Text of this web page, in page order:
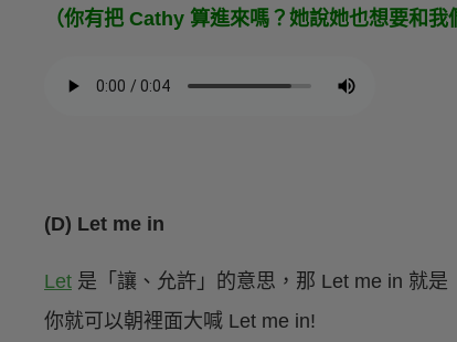
（你有把 Cathy 算進來嗎？她說她也想要和我
(D) Let me in
Let 是「讓、允許」的意思，那 Let me in 就
你就可以朝裡面大喊 Let me in!